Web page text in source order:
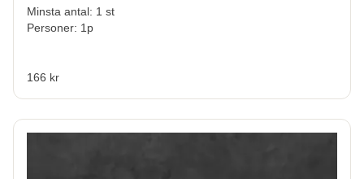
Minsta antal: 1 st
Personer: 1p
166 kr